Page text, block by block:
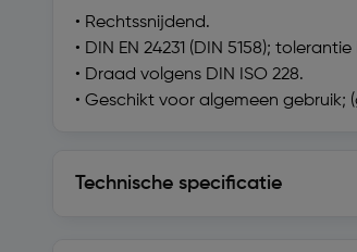
• Rechtssnijdend.
• DIN EN 24231 (DIN 5158);
• Draad volgens DIN ISO 228.
• Geschikt voor algemeen
Technische specificatie